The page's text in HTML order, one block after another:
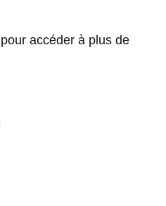
accéder à plus de